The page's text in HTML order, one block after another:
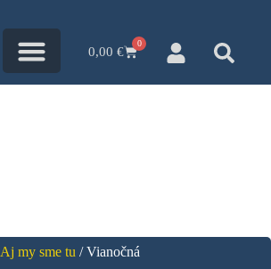
0,00€
0
Aj my sme tu / Vianočná